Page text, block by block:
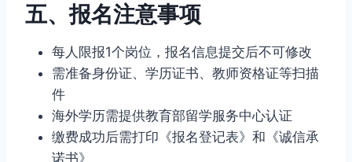
五、报名注意事项
每人限报1个岗位，报名信息提交后不可修改
需准备身份证、学历证书、教师资格证等扫描
件
海外学历需提供教育部留学服务中心认证
缴费成功后需打印《报名登记表》和《诚信承
诺书》